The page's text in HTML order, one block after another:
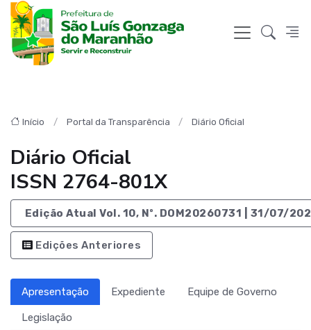
Início Portal da Transparência Diário Oficial
Diário Oficial
ISSN 2764-801X
Edição Atual Vol. 10, Nº. DOM20260731 | 31/07/
Edições Anteriores
Apresentação Expediente Equipe de Governo
Legislação